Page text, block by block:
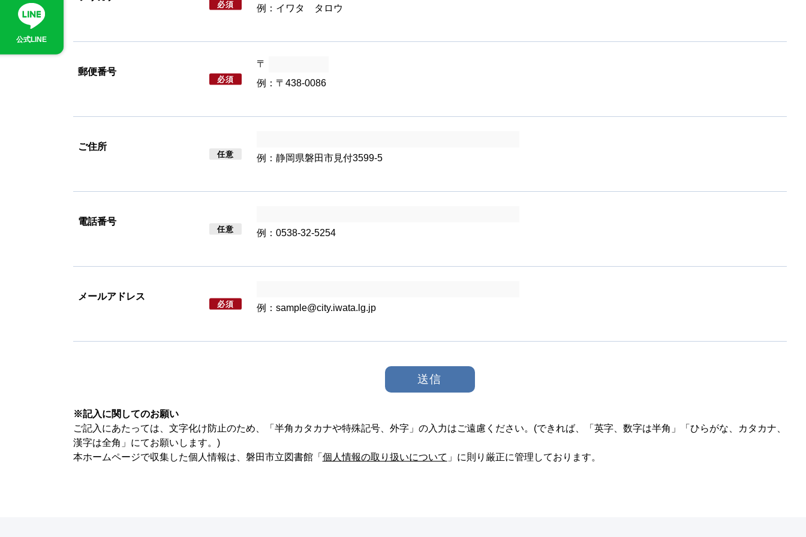
必須 例：イワタ タロウ
郵便番号
必須
〒
例：〒438-0086
ご住所
任意 例：静岡県磐田市見付3599-5
電話番号
任意 例：0538-32-5254
メールアドレス
必須 例：sample@city.iwata.lg.jp
※記入に関してのお願い
ご記入にあたっては、文字化け防止のため、「半角カタカナや特殊記号、外字」の入力はご遠慮ください。(できれば、「英字、数字は半角」「ひらがな、カタカナ、
漢字は全角」にてお願いします。)
本ホームページで収集した個人情報は、磐田市立図書館「 個人情報の取り扱いについて 」に則り厳正に管理しております。
公式LINE